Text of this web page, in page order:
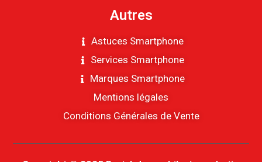
Autres
Astuces Smartphone
Services Smartphone
Marques Smartphone
Mentions légales
Conditions Générales de Vente